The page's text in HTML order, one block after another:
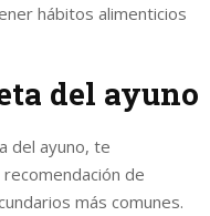
hábitos alimenticios
del ayuno
del ayuno, te
de
más comunes.